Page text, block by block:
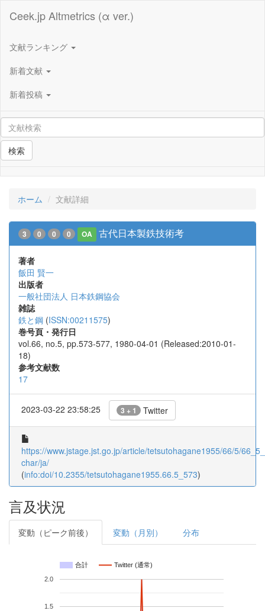
Ceek.jp Altmetrics (α ver.)
文献ランキング
新着文献
新着投稿
検索
ホーム 文献詳細
3 0 0 0 OA 古代日本製鉄技術考
著者
飯田 賢一
出版者
一般社団法人 日本鉄鋼協会
雑誌
鉄と鋼 (ISSN:00211575)
巻号頁・発行日
vol.66, no.5, pp.573-577, 1980-04-01 (Released:2010-01-
18)
参考文献数
17
2023-03-22 23:58:25 3 + 1 Twitter
https://www.jstage.jst.go.jp/article/tetsutohagane1955/66/5/
char/ja/
(info:doi/10.2355/tetsutohagane1955.66.5_573)
言及状況
変動（ピーク前後） 変動（月別） 分布
合計 Twitter (通常)
1.5
2.0